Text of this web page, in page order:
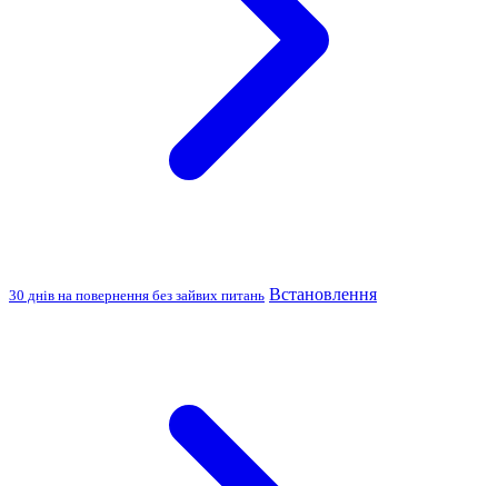
30 днів на повернення без зайвих питань Встановлення